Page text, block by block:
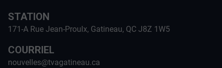
STATION
171-A Rue Jean-Proulx, Gatineau, QC J8Z 1W5
COURRIEL
nouvelles@tvagatineau.ca